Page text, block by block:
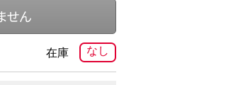
なし
在庫